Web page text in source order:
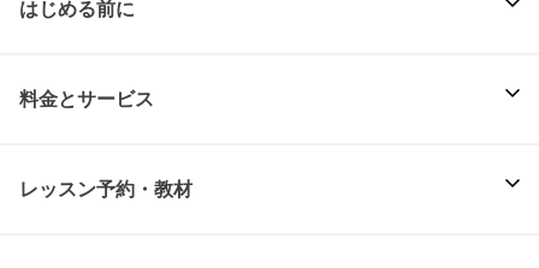
はじめる前に
料金とサービス
レッスン予約・教材